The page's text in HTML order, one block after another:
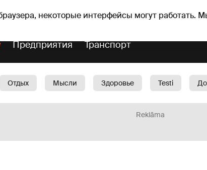
некоторые интерфейсы могут работать.
Прогноз погоды Гороскопы
Предприятия Транспорт
Отдых Мысли Здоровье Testi
Reklāma